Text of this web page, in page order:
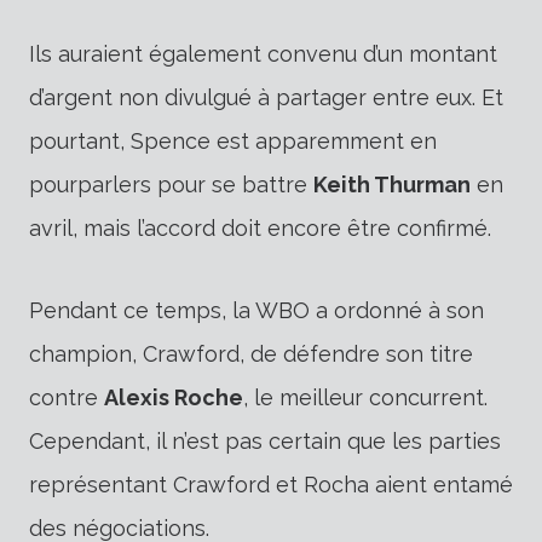
Ils auraient également convenu d’un montant
d’argent non divulgué à partager entre eux. Et
pourtant, Spence est apparemment en
pourparlers pour se battre Keith Thurman en
avril, mais l’accord doit encore être confirmé.
Pendant ce temps, la WBO a ordonné à son
champion, Crawford, de défendre son titre
contre Alexis Roche, le meilleur concurrent.
Cependant, il n’est pas certain que les parties
représentant Crawford et Rocha aient entamé
des négociations.